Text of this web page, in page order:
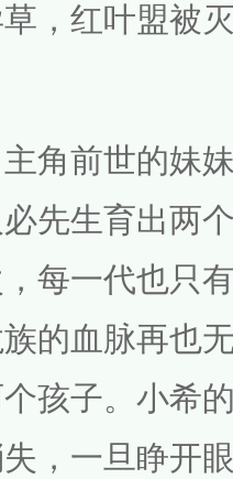
，红叶盟被
角前世的妹
先生育出两
每一代也只
的血脉再也
孩子。小希
，一旦睁开